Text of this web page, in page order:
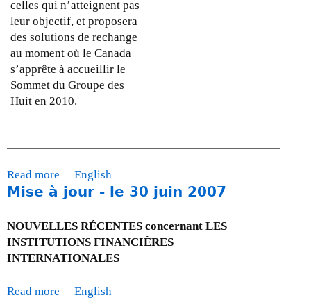
celles qui n’atteignent pas
leur objectif, et proposera
des solutions de rechange
au moment où le Canada
s’apprête à accueillir le
Sommet du Groupe des
Huit en 2010.
Read more
b
u
t
C
English
Mise à jour - le 30 juin 2007
NOUVELLES RÉCENTES concernant LES
INSTITUTIONS FINANCIÈRES
INTERNATIONALES
Read more English